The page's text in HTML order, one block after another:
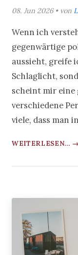
08. Jun 2026 • von
Wenn ich
gegenwärtige
aussieht, greife
Schlaglicht,
scheint mir eine
verschiedene
viele, dass man
WEITERLESEN... →